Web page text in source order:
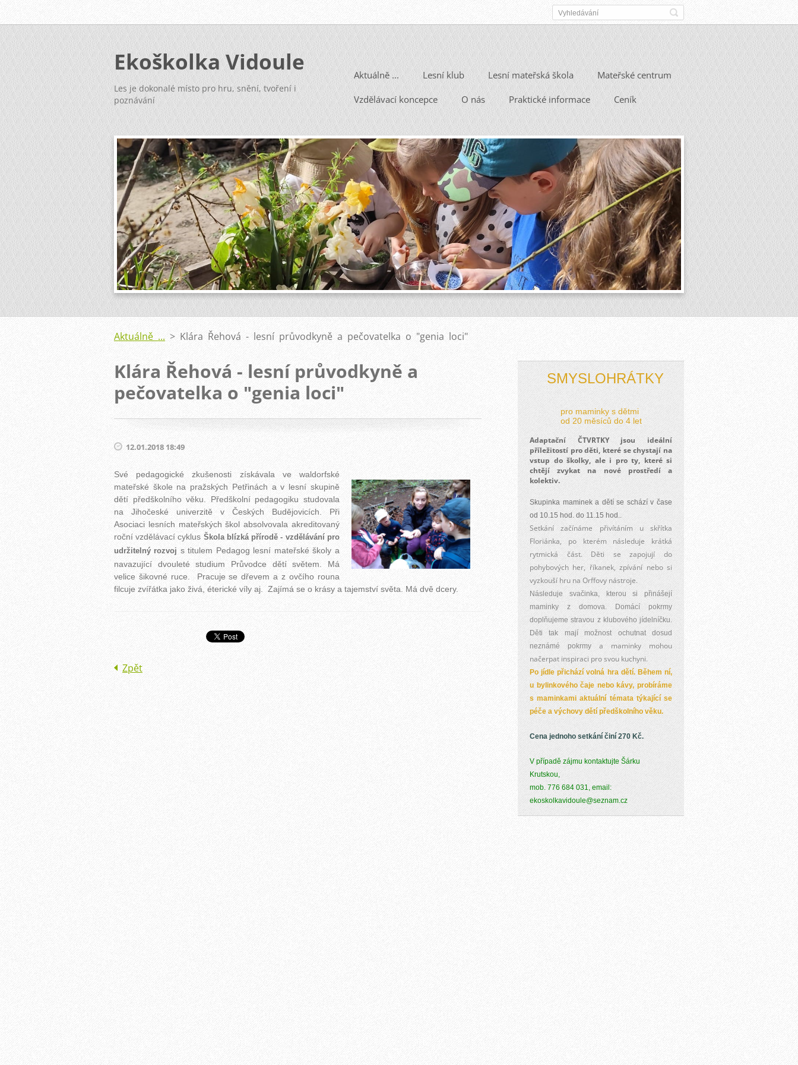
Ekoškolka Vidoule
Les je dokonalé místo pro hru, snění, tvoření i
poznávání
Aktuálně ... Lesní klub Lesní mateřská škola Mateřské centrum
Vzdělávací koncepce O nás Praktické informace Ceník
Aktuálně ... > Klára Řehová - lesní průvodkyně a pečovatelka o "genia loci"
Klára Řehová - lesní průvodkyně a
pečovatelka o "genia loci"
12.01.2018 18:49
Své pedagogické zkušenosti získávala ve waldorfské
mateřské škole na pražských Petřinách a v lesní skupině
dětí předškolního věku. Předškolní pedagogiku studovala
na Jihočeské univerzitě v Českých Budějovicích. Při
Asociaci lesních mateřských školabsolvovala akreditovaný
roční vzdělávací cyklus Škola blízká přírodě - vzdělávání pro
udržitelný rozvoj s titulem Pedagog lesní mateřské školy a
navazující dvouleté studium Průvodce dětí světem.
Má
velice šikovné ruce. Pracuje se dřevem a z ovčího rouna
filcuje zvířátka jako živá, éterické víly aj. Zajímá se o krásy a tajemství světa. Má dvě dcery.
Zpět
SMYSLOHRÁTKY
pro maminky s dětmi
od 20 měsíců do 4 let
Adaptační ČTVRTKY jsou ideální
příležitostí pro děti, které se chystají na
vstup do školky, ale i pro ty, které si
chtějí zvykat na nové prostředí a
kolektiv.
Skupinka maminek a dětí se schází v čase
od 10.15 hod. do 11.15 hod..
Setkání začínáme přivítáním u skřítka
Floriánka, po kterém následuje krátká
rytmická část. Děti se zapojují do
pohybových her, říkanek, zpívání nebo si
vyzkouší hru na Orffovy nástroje.
Následuje svačinka, kterou si přinášejí
maminky z domova. Domácí pokrmy
doplňujeme stravou z klubového jídelníčku.
Děti tak mají možnost ochutnat dosud
neznámé pokrmya maminky mohou
načerpat inspiraci pro svou kuchyni.
Po jídle přichází volná hra dětí. Během ní,
u bylinkového čaje nebo kávy, probíráme
s maminkami aktuální témata týkající se
péče a výchovy dětí předškolního věku.
Cena jednoho setkání činí 270 Kč.
V případě zájmu kontaktujte Šárku
Krutskou,
mob. 776 684 031,
email:
ekoskolkavidoule@seznam.cz